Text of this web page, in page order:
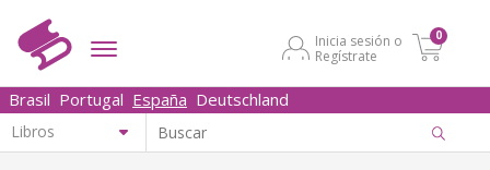
Inicia sesión o
Regístrate
0
Brasil Portugal España Deutschland